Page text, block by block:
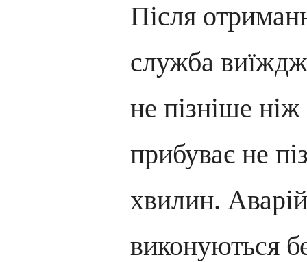
Після
служба
не пізніше
прибуває не
хвилин.
виконуються